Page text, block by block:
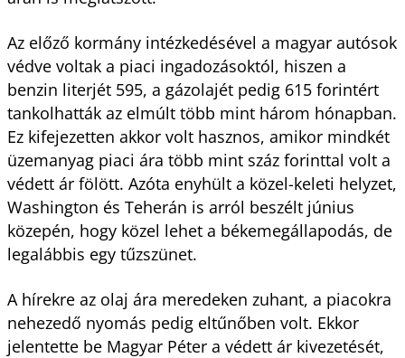
Az előző kormány intézkedésével a magyar autósok
védve voltak a piaci ingadozásoktól, hiszen a
benzin literjét 595, a gázolajét pedig 615 forintért
tankolhatták az elmúlt több mint három hónapban.
Ez kifejezetten akkor volt hasznos, amikor mindkét
üzemanyag piaci ára több mint száz forinttal volt a
védett ár fölött. Azóta enyhült a közel-keleti helyzet,
Washington és Teherán is arról beszélt június
közepén, hogy közel lehet a békemegállapodás, de
legalábbis egy tűzszünet.
A hírekre az olaj ára meredeken zuhant, a piacokra
nehezedő nyomás pedig eltűnőben volt. Ekkor
jelentette be Magyar Péter a védett ár kivezetését,